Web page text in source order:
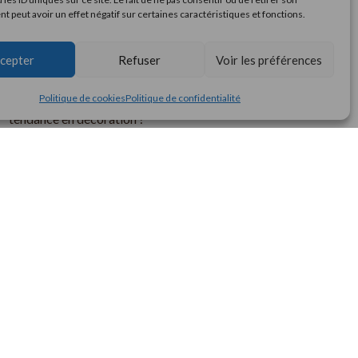
peut avoir un effet négatif sur certaines caractéristiques et fonctions.
Refuser Voir les préférences
Politique de cookiesPolitique de confidentialité
créateurs et du savoir-faire local
Comment sont fabriqués les bouchons
en liège ?
Pourquoi le liège est le matériau
tendance en décoration ?